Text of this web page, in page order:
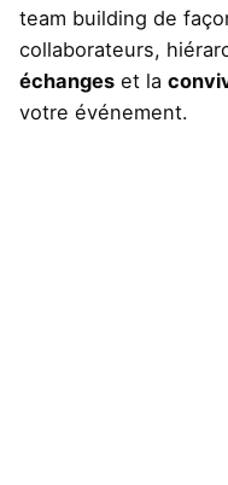
team building de
collaborateurs,
échanges et la
votre événement.